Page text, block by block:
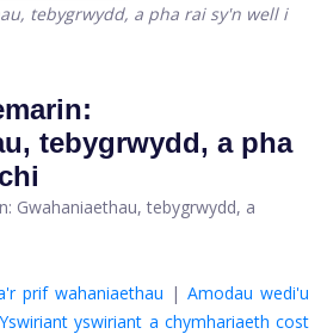
tebygrwydd, a pha rai sy'n well i
tebygrwydd, a pha
prif wahaniaethau | Amodau wedi'u
Yswiriant yswiriant a chymhariaeth cost